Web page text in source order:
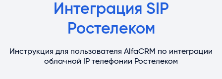
Интеграция SIP
Ростелеком
Инструкция для пользователя AlfaCRM по интеграции
облачной IP телефонии Ростелеком